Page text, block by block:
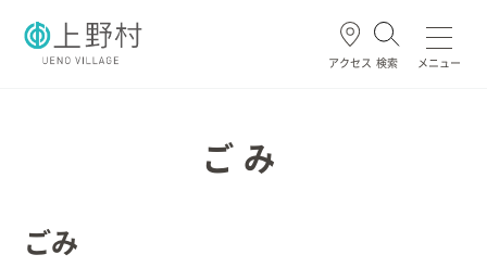
アクセス 検索 メニュー
ごみ・資源
ごみ
ごみ